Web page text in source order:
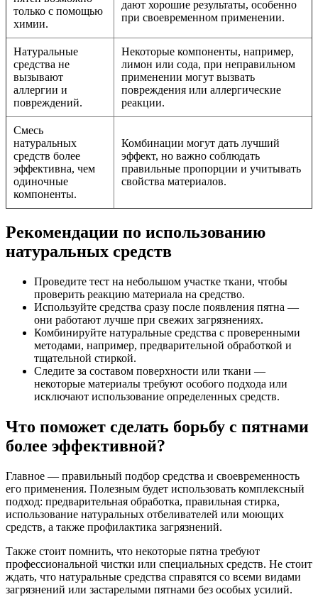
только с помощью
химии.
дают хорошие результаты, особенно
при своевременном применении.
Натуральные
средства не
вызывают
аллергии и
повреждений.
Некоторые компоненты, например,
лимон или сода, при неправильном
применении могут вызвать
повреждения или аллергические
реакции.
Смесь
натуральных
средств более
эффективна, чем
одиночные
компоненты.
Комбинации могут дать лучший
эффект, но важно соблюдать
правильные пропорции и учитывать
свойства материалов.
Рекомендации по использованию
натуральных средств
Проведите тест на небольшом участке ткани, чтобы
проверить реакцию материала на средство.
Используйте средства сразу после появления пятна —
они работают лучше при свежих загрязнениях.
Комбинируйте натуральные средства с проверенными
методами, например, предварительной обработкой и
тщательной стиркой.
Следите за составом поверхности или ткани —
некоторые материалы требуют особого подхода или
исключают использование определенных средств.
Что поможет сделать борьбу с пятнами
более эффективной?
Главное — правильный подбор средства и своевременность
его применения. Полезным будет использовать комплексный
подход: предварительная обработка, правильная стирка,
использование натуральных отбеливателей или моющих
средств, а также профилактика загрязнений.
Также стоит помнить, что некоторые пятна требуют
профессиональной чистки или специальных средств. Не стоит
ждать, что натуральные средства справятся со всеми видами
загрязнений или застарелыми пятнами без особых усилий.